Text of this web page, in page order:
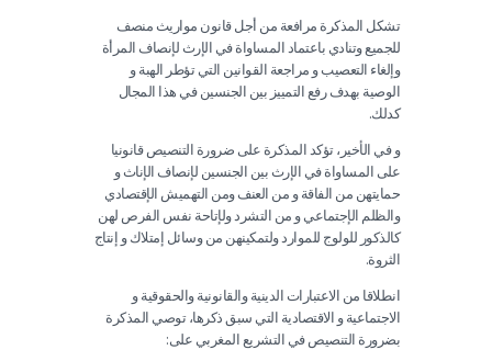
تشكل المذكرة مرافعة من أجل قانون مواريث منصف
للجميع وتنادي باعتماد المساواة في الإرث لإنصاف المرأة
وإلغاء التعصيب و مراجعة القوانين التي تؤطر الهبة و
الوصية بهدف رفع التمييز بين الجنسين في هذا المجال
كدلك.
و في الأخير، تؤكد المذكرة على ضرورة التنصيص قانونيا
على المساواة في الإرث بين الجنسين لإنصاف الإناث و
حمايتهن من الفاقة و من العنف ومن التهميش الإقتصادي
والظلم الإجتماعي و من التشرد ولإتاحة نفس الفرص لهن
كالذكور للولوج للموارد ولتمكينهن من وسائل إمتلاك و إنتاج
الثروة.
انطلاقا من الاعتبارات الدينية والقانونية والحقوقية و
الاجتماعية و الاقتصادية التي سبق ذكرها، توصي المذكرة
بضرورة التنصيص في التشريع المغربي على: